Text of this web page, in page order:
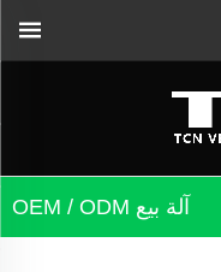
آلة بيع OEM / ODM